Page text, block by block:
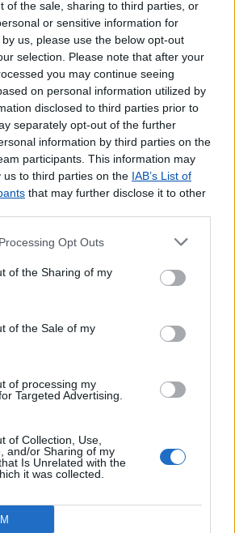
of the sale, sharing to third parties, or
or sensitive information for
us, please use the below opt-out
selection. Please note that after your
you may continue seeing
on personal information utilized by
disclosed to third parties prior to
separately opt-out of the further
information by third parties on the
participants. This information may
us to third parties on the IAB’s List of
that may further disclose it to other
Opt Outs
of the Sharing of my
of the Sale of my
of processing my
Targeted Advertising.
of Collection, Use,
and/or Sharing of my
Is Unrelated with the
it was collected.
Coimas
Faturas
Impostos
Portagens
Vales
Espetáculos
de Telemóveis
Toll card
Fotocópias
Verde
UZO
e Telefones Fixos
- Carris